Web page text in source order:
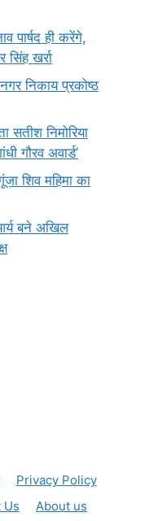
पार्षद ही करेंगे,
सिंह खर्रा
निकाय प्रकोष्ठ
निमोरिया
गौरव अवार्ड’
शिव महिमा का
बने अखिल
Privacy Policy
Us About us